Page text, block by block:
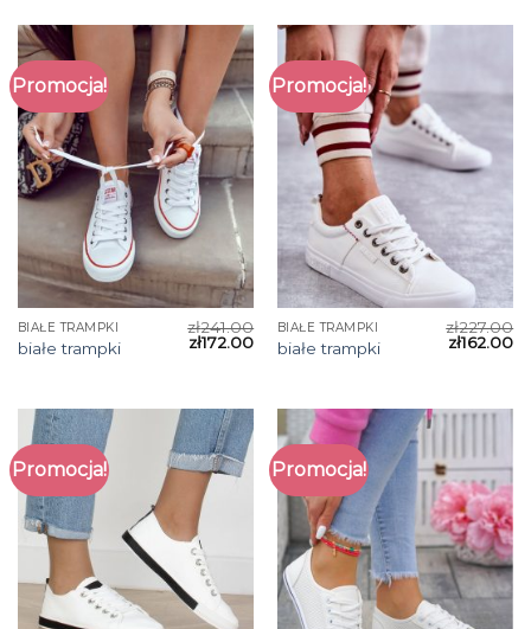
Promocja!
BIAŁE TRAMPKI
białe trampki
zł241.00
zł172.00
Promocja!
BIAŁE TRAMPKI
białe trampki
zł227.00
zł162.00
Promocja! Promocja!